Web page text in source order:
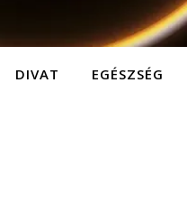
DIVAT EGÉSZSÉG